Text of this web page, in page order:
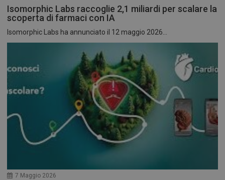
Isomorphic Labs raccoglie 2,1 miliardi per scalare la
scoperta di farmaci con IA
Isomorphic Labs ha annunciato il 12 maggio 2026...
7 Maggio 2026